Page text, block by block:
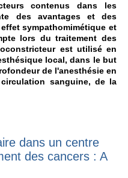
contenus dans les
des avantages et des
sympathomimétique et
lors du traitement des
est utilisé en
local, dans le but
de l'anesthésie en
sanguine, de la
dans un centre
des cancers : A